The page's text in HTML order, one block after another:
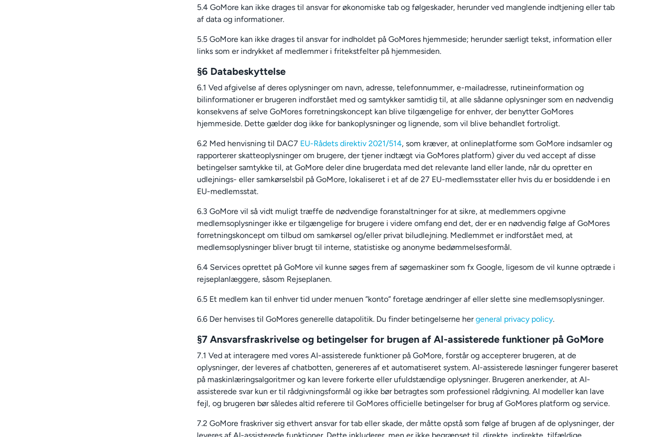
5.4 GoMore kan ikke drages til ansvar for økonomiske tab og følgeskader, herunder ved manglende indtjening eller tab
af data og informationer.
5.5 GoMore kan ikke drages til ansvar for indholdet på GoMores hjemmeside; herunder særligt tekst, information eller
links som er indrykket af medlemmer i fritekstfelter på hjemmesiden.
§6 Databeskyttelse
6.1 Ved afgivelse af deres oplysninger om navn, adresse, telefonnummer, e-mailadresse, rutineinformation og
bilinformationer er brugeren indforstået med og samtykker samtidig til, at alle sådanne oplysninger som en nødvendig
konsekvens af selve GoMores forretningskoncept kan blive tilgængelige for enhver, der benytter GoMores
hjemmeside. Dette gælder dog ikke for bankoplysninger og lignende, som vil blive behandlet fortroligt.
6.2 Med henvisning til DAC7 EU-Rådets direktiv 2021/514, som kræver, at onlineplatforme som GoMore indsamler og
rapporterer skatteoplysninger om brugere, der tjener indtægt via GoMores platform) giver du ved accept af disse
betingelser samtykke til, at GoMore deler dine brugerdata med det relevante land eller lande, når du opretter en
udlejnings- eller samkørselsbil på GoMore, lokaliseret i et af de 27 EU-medlemsstater eller hvis du er bosiddende i en
EU-medlemsstat.
6.3 GoMore vil så vidt muligt træffe de nødvendige foranstaltninger for at sikre, at medlemmers opgivne
medlemsoplysninger ikke er tilgængelige for brugere i videre omfang end det, der er en nødvendig følge af GoMores
forretningskoncept om tilbud om samkørsel og/eller privat biludlejning. Medlemmet er indforstået med, at
medlemsoplysninger bliver brugt til interne, statistiske og anonyme bedømmelsesformål.
6.4 Services oprettet på GoMore vil kunne søges frem af søgemaskiner som fx Google, ligesom de vil kunne optræde i
rejseplanlæggere, såsom Rejseplanen.
6.5 Et medlem kan til enhver tid under menuen ”konto” foretage ændringer af eller slette sine medlemsoplysninger.
6.6 Der henvises til GoMores generelle datapolitik. Du finder betingelserne hergeneral privacy policy.
§7 Ansvarsfraskrivelse og betingelser for brugen af AI-assisterede funktioner på GoMore
7.1 Ved at interagere med vores AI-assisterede funktioner på GoMore, forstår og accepterer brugeren, at de
oplysninger, der leveres af chatbotten, genereres af et automatiseret system. AI-assisterede løsninger fungerer baseret
på maskinlæringsalgoritmer og kan levere forkerte eller ufuldstændige oplysninger. Brugeren anerkender, at AI-
assisterede svar kun er til rådgivningsformål og ikke bør betragtes som professionel rådgivning. AI modeller kan lave
fejl, og brugeren bør således altid referere til GoMores officielle betingelser for brug af GoMores platform og service.
7.2 GoMore fraskriver sig ethvert ansvar for tab eller skade, der måtte opstå som følge af brugen af de oplysninger, der